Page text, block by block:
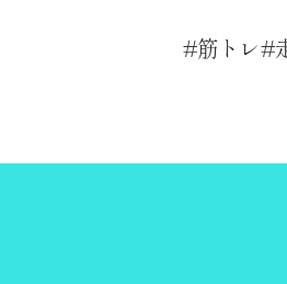
筋トレ